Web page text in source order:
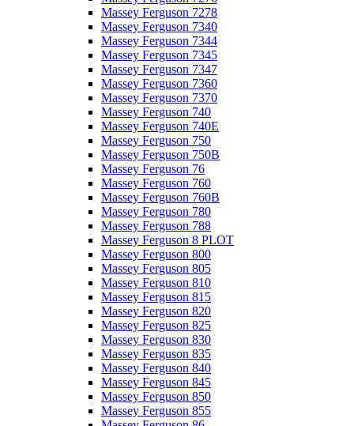
Massey Ferguson 7278
Massey Ferguson 7340
Massey Ferguson 7344
Massey Ferguson 7345
Massey Ferguson 7347
Massey Ferguson 7360
Massey Ferguson 7370
Massey Ferguson 740
Massey Ferguson 740E
Massey Ferguson 750
Massey Ferguson 750B
Massey Ferguson 76
Massey Ferguson 760
Massey Ferguson 760B
Massey Ferguson 780
Massey Ferguson 788
Massey Ferguson 8 PLOT
Massey Ferguson 800
Massey Ferguson 805
Massey Ferguson 810
Massey Ferguson 815
Massey Ferguson 820
Massey Ferguson 825
Massey Ferguson 830
Massey Ferguson 835
Massey Ferguson 840
Massey Ferguson 845
Massey Ferguson 850
Massey Ferguson 855